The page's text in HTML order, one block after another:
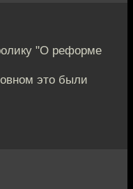
"О реформе
это были